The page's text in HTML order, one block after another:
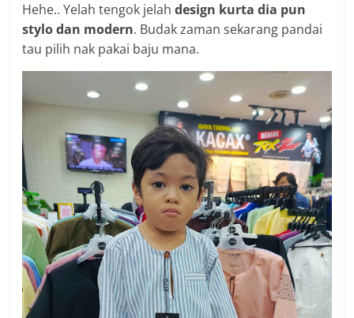
Hehe.. Yelah tengok jelahdesign kurta dia pun
stylo dan modern. Budak zaman sekarang pandai
tau pilih nak pakai baju mana.